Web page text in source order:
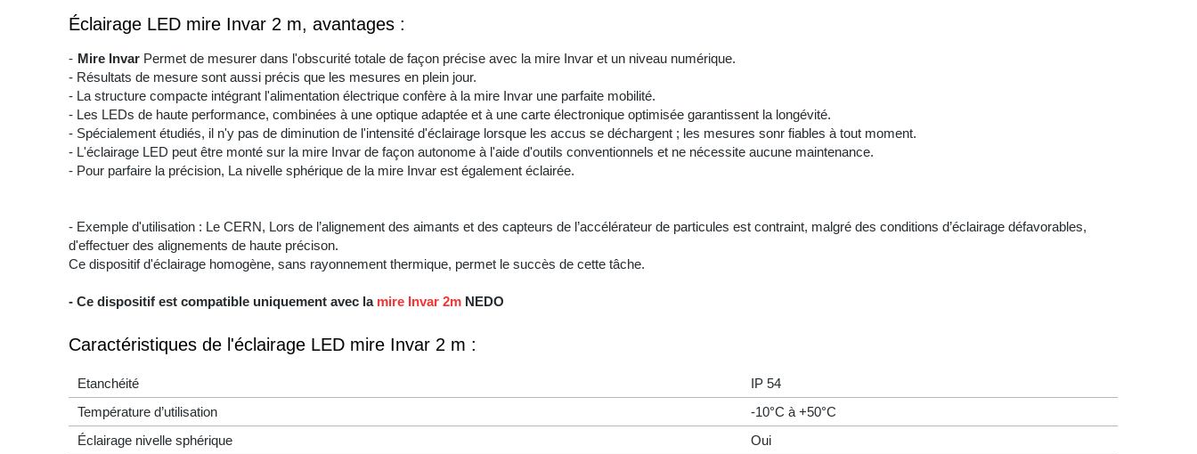
Éclairage LED mire Invar 2 m, avantages :
- Mire Invar Permet de mesurer dans l'obscurité totale de façon précise avec la mire Invar et un niveau numérique.
- Résultats de mesure sont aussi précis que les mesures en plein jour.
- La structure compacte intégrant l'alimentation électrique confère à la mire Invar une parfaite mobilité.
- Les LEDs de haute performance, combinées à une optique adaptée et à une carte électronique optimisée garantissent la longévité.
- Spécialement étudiés, il n'y pas de diminution de l'intensité d'éclairage lorsque les accus se déchargent ; les mesures sonr fiables à tout moment.
- L'éclairage LED peut être monté sur la mire Invar de façon autonome à l'aide d'outils conventionnels et ne nécessite aucune maintenance.
- Pour parfaire la précision, La nivelle sphérique de la mire Invar est également éclairée.
- Exemple d'utilisation : Le CERN, Lors de l’alignement des aimants et des capteurs de l’accélérateur de particules est contraint, malgré des conditions d’éclairage défavorables,
d'effectuer des alignements de haute précison.
Ce dispositif d'éclairage homogène, sans rayonnement thermique, permet le succès de cette tâche.
- Ce dispositif est compatible uniquement avec la mire Invar 2m NEDO
Caractéristiques de l'éclairage LED mire Invar 2 m :
Etanchéité
IP 54
Température d’utilisation
-10°C à +50°C
Éclairage nivelle sphérique
Oui